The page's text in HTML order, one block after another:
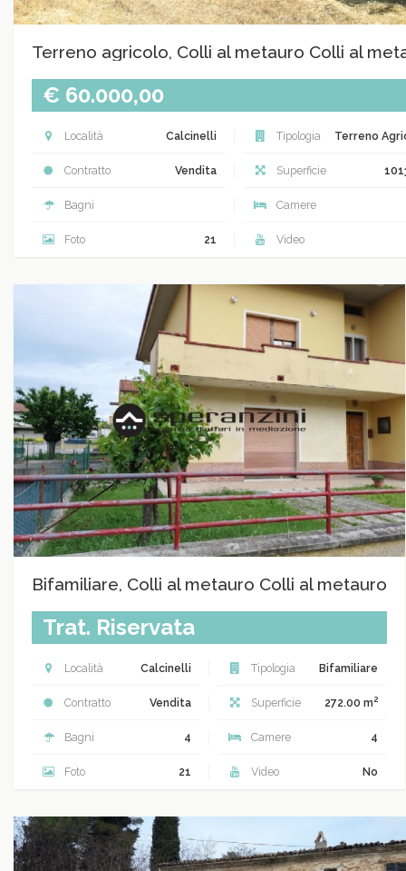
Terreno agricolo, Colli al metauro Colli al
€ 60.000,00
Località Calcinelli Tipologia Terreno
Contratto Vendita Superficie
Bagni Camere
Foto 21 Video
Bifamiliare, Colli al metauro Colli al metauro
Trat. Riservata
Località Calcinelli Tipologia Bifamiliare
Contratto Vendita Superficie 272.00 m2
Bagni 4 Camere 4
Foto 21 Video No